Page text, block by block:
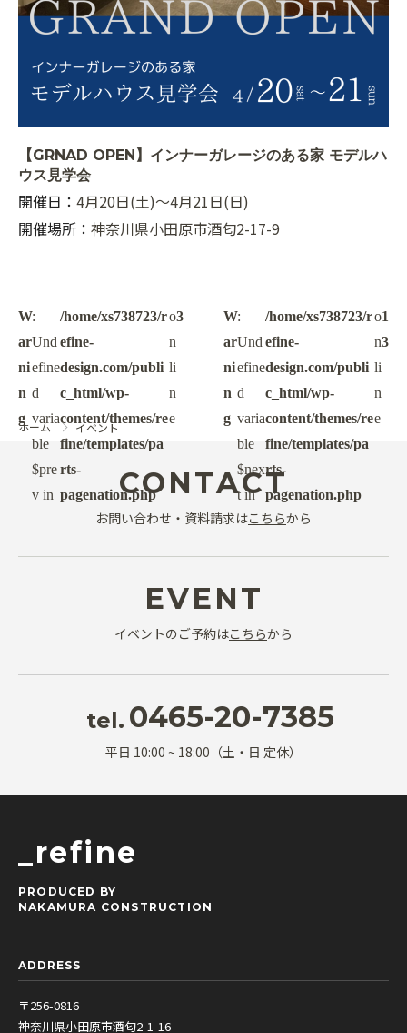
【GRNAD OPEN】インナーガレージのある家 モデルハ
ウス見学会
開催日： 4月20日(土)〜4月21日(日)
開催場所： 神奈川県小田原市酒匂2-17-9
W
ar
ni
n
g
:
Und
efine
d
varia
ble
$pre
v in
/home/xs738723/r
efine-
design.com/publi
c_html/wp-
content/themes/re
fine/templates/pa
rts-
pagenation.php
o
n
li
n
e
3
W
ar
ni
n
g
:
Und
efine
d
varia
ble
$nex
t in
/home/xs738723/r
efine-
design.com/publi
c_html/wp-
content/themes/re
fine/templates/pa
rts-
pagenation.php
o
n
li
n
e
1
3
ホーム イベント
CONTACT
お問い合わせ・資料請求はこちらから
EVENT
イベントのご予約はこちらから
tel. 0465-20-7385
平日 10:00 ~ 18:00（土・日 定休）
_refine
PRODUCED BY
NAKAMURA CONSTRUCTION
ADDRESS
〒256-0816
神奈川県小田原市酒匂2-1-16